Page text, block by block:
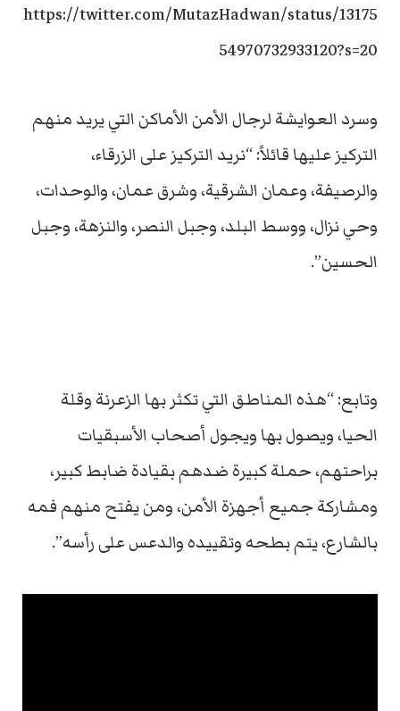
https://twitter.com/MutazHadwan/status/13175
54970732933120?s=20
وسرد العوايشة لرجال الأمن الأماكن التي يريد منهم
التركيز عليها قائلاً: “نريد التركيز على الزرقاء،
والرصيفة، وعمان الشرقية، وشرق عمان، والوحدات،
وحي نزال، ووسط البلد، وجبل النصر، والنزهة، وجبل
الحسين”.
وتابع: “هذه المناطق التي تكثر بها الزعرنة وقلة
الحيا، ويصول بها ويجول أصحاب الأسبقيات
براحتهم، حملة كبيرة ضدهم بقيادة ضابط كبير،
ومشاركة جميع أجهزة الأمن، ومن يفتح منهم فمه
بالشارع، يتم بطحه وتقييده والدعس على رأسه”.